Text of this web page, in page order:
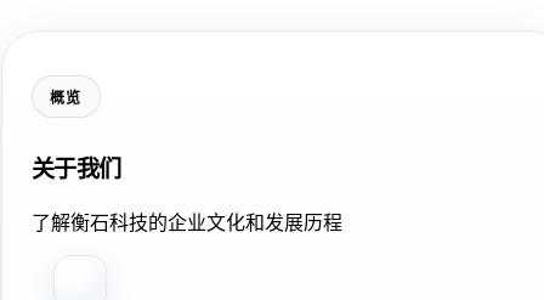
概览
关于我们
了解衡石科技的企业文化和发展历程